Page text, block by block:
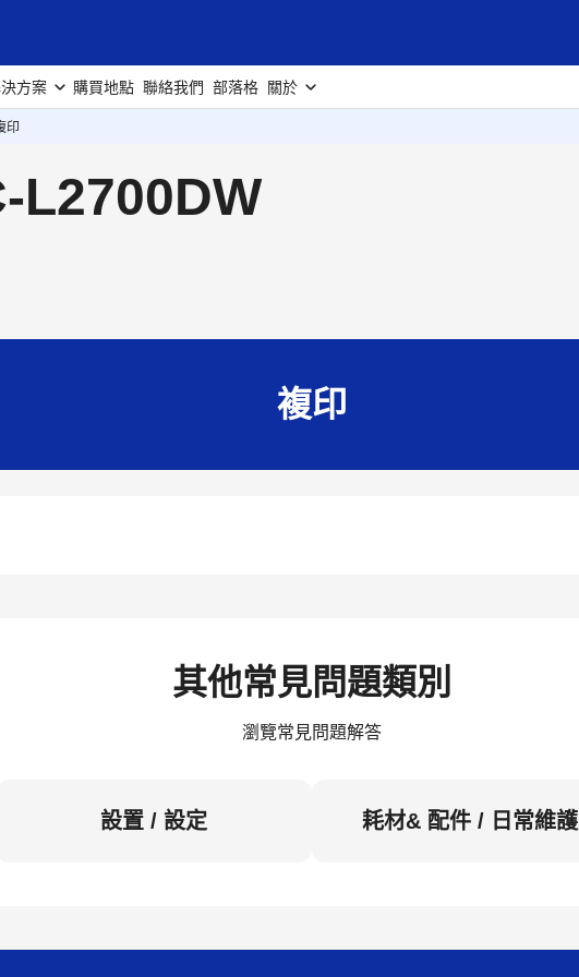
方案 購買地點 聯絡我們 部落格 關於
印
L2700DW
複印
其他常見問題類別
瀏覽常見問題解答
設置 / 設定 耗材& 配件 / 日常維護